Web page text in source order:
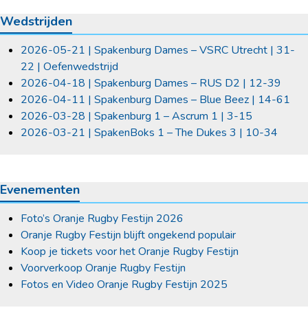
Wedstrijden
2026-05-21 | Spakenburg Dames – VSRC Utrecht | 31-
22 | Oefenwedstrijd
2026-04-18 | Spakenburg Dames – RUS D2 | 12-39
2026-04-11 | Spakenburg Dames – Blue Beez | 14-61
2026-03-28 | Spakenburg 1 – Ascrum 1 | 3-15
2026-03-21 | SpakenBoks 1 – The Dukes 3 | 10-34
Evenementen
Foto’s Oranje Rugby Festijn 2026
Oranje Rugby Festijn blijft ongekend populair
Koop je tickets voor het Oranje Rugby Festijn
Voorverkoop Oranje Rugby Festijn
Fotos en Video Oranje Rugby Festijn 2025